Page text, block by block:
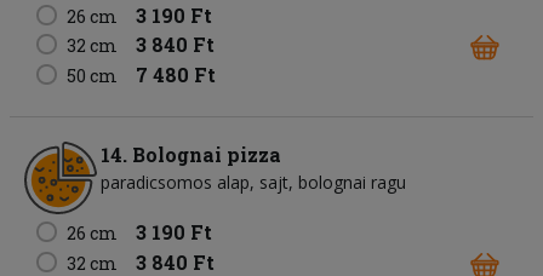
26 cm
3 190 Ft
32 cm 3 840 Ft
50 cm 7 480 Ft
14. Bolognai pizza
paradicsomos alap sajt bolognai ragu
26 cm 3 190 Ft
32 cm 3 840 Ft